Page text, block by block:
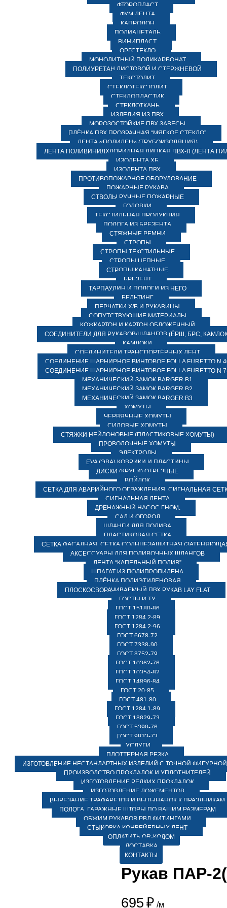
ФТОРОПЛАСТ
ФУМ ЛЕНТА
КАПРОЛОН
ПОЛИАЦЕТАЛЬ
ВИНИПЛАСТ
ОРГСТЕКЛО
МОНОЛИТНЫЙ ПОЛИКАРБОНАТ
ПОЛИУРЕТАН ЛИСТОВОЙ И СТЕРЖНЕВОЙ
ТЕКСТОЛИТ
СТЕКЛОТЕКСТОЛИТ
СТЕКЛОПЛАСТИК
СТЕКЛОТКАНЬ
ИЗДЕЛИЯ ИЗ ПВХ
МОРОЗОСТОЙКИЕ ПВХ ЗАВЕСЫ
ПЛЁНКА ПВХ ПРОЗРАЧНАЯ “МЯГКОЕ СТЕКЛО”
ЛЕНТА «ПОЛИЛЕН» (ТРУБОИЗОЛЯЦИЯ)
ЛЕНТА ПОЛИВИНИЛХЛОРИДНАЯ ЛИПКАЯ ПВХ-Л (ЛЕНТА
ИЗОЛЕНТА ХБ
ИЗОЛЕНТА ПВХ
ПРОТИВОПОЖАРНОЕ ОБОРУДОВАНИЕ
ПОЖАРНЫЕ РУКАВА
СТВОЛЫ РУЧНЫЕ ПОЖАРНЫЕ
ГОЛОВКИ
ТЕКСТИЛЬНАЯ ПРОДУКЦИЯ
ПОЛОГА ИЗ БРЕЗЕНТА
СТЯЖНЫЕ РЕМНИ
СТРОПЫ
СТРОПЫ ТЕКСТИЛЬНЫЕ
СТРОПЫ ЦЕПНЫЕ
СТРОПЫ КАНАТНЫЕ
БРЕЗЕНТ
ТАРПАУЛИН И ПОЛОГИ ИЗ НЕГО
БЕЛЬТИНГ
ПЕРЧАТКИ Х/Б И РУКАВИЦЫ
СОПУТСТВУЮЩИЕ МАТЕРИАЛЫ
КОЖКАРТОН И КАРТОН ОБЛОЖЕЧНЫЙ
СОЕДИНИТЕЛИ ДЛЯ РУКАВОВ/ШЛАНГОВ (ЁРШ, БРС,
КАМЛОКИ
СОЕДИНИТЕЛИ ТРАНСПОРТЁРНЫХ ЛЕНТ
СОЕДИНЕНИЕ ШАРНИРНОЕ ВИНТОВОЕ FOLLA FURETTO N
СОЕДИНЕНИЕ ШАРНИРНОЕ ВИНТОВОЕ FOLLA FURETTO N
МЕХАНИЧЕСКИЙ ЗАМОК BARGER B1
МЕХАНИЧЕСКИЙ ЗАМОК BARGER B2
МЕХАНИЧЕСКИЙ ЗАМОК BARGER B3
ХОМУТЫ
ЧЕРВЯЧНЫЕ ХОМУТЫ
СИЛОВЫЕ ХОМУТЫ
СТЯЖКИ НЕЙЛОНОВЫЕ (ПЛАСТИКОВЫЕ ХОМУТЫ)
ПРОВОЛОЧНЫЕ ХОМУТЫ
ЭЛЕКТРОДЫ
EVA (ЭВА) КОВРИКИ И ПЛАСТИНЫ
ДИСКИ (КРУГИ) ОТРЕЗНЫЕ
ВОЙЛОК
СЕТКА ДЛЯ АВАРИЙНОГО ОГРАЖДЕНИЯ, СИГНАЛЬНАЯ
СИГНАЛЬНАЯ ЛЕНТА
ДРЕНАЖНЫЙ НАСОС ГНОМ.
САД И ОГОРОД
ШЛАНГИ ДЛЯ ПОЛИВА
ПЛАСТИКОВАЯ СЕТКА
СЕТКА ФАСАДНАЯ. СЕТКА СОЛНЦЕЗАЩИТНАЯ
АКСЕССУАРЫ ДЛЯ ПОЛИВОЧНЫХ ШЛАНГОВ
ЛЕНТА “КАПЕЛЬНЫЙ ПОЛИВ”
ШПАГАТ ИЗ ПОЛИПРОПИЛЕНА
ПЛЁНКА ПОЛИЭТИЛЕНОВАЯ
ПЛОСКОСВОРАЧИВАЕМЫЙ ПВХ РУКАВ LAY FLAT
ГОСТЫ И ТУ
ГОСТ 15180-86
ГОСТ 1284.2-89
ГОСТ 1284.2-96
ГОСТ 6678-72
ГОСТ 7338-90
ГОСТ 8752-79
ГОСТ 10362-76
ГОСТ 10354-82
ГОСТ 14896-84
ГОСТ 20-85
ГОСТ 481-80
ГОСТ 1284.1-89
ГОСТ 18829-73
ГОСТ 5398-76
ГОСТ 9833-73
УСЛУГИ
ПЛОТТЕРНАЯ РЕЗКА
ИЗГОТОВЛЕНИЕ НЕСТАНДАРТНЫХ ИЗДЕЛИЙ С ТОЧНОЙ ФИГУРНОЙ
ПРОИЗВОДСТВО ПРОКЛАДОК И УПЛОТНИТЕЛЕЙ
ИЗГОТОВЛЕНИЕ РЕДКИХ ПРОКЛАДОК
ИЗГОТОВЛЕНИЕ ЛОЖЕМЕНТОВ
ВЫРЕЗАНИЕ ТРАФАРЕТОВ И ВЫТЫНАНОК К ПРАЗДНИКАМ
ПОЛОГА, ГАРАЖНЫЕ ШТОРЫ ПО ВАШИМ РАЗМЕРАМ
ОБЖИМ РУКАВОВ РВД ФИТИНГАМИ
СТЫКОВКА КОНВЕЙЕРНЫХ ЛЕНТ
ОПЛАТИТЬ QR-КОДОМ
ДОСТАВКА
КОНТАКТЫ
Рукав ПАР-
695 ₽ /м